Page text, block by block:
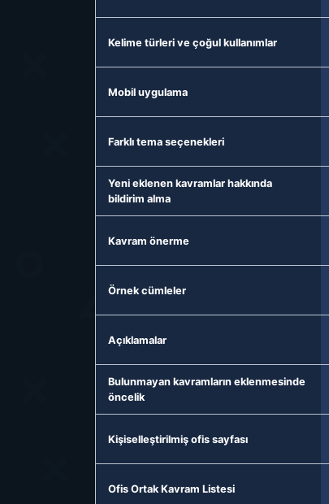
Kelime türleri ve çoğul kullanımlar
Mobil uygulama
Farklı tema seçenekleri
Yeni eklenen kavramlar hakkında
bildirim alma
Kavram önerme
Örnek cümleler
Açıklamalar
Bulunmayan kavramların eklenmesinde
öncelik
Kişiselleştirilmiş ofis sayfası
Ofis Ortak Kavram Listesi